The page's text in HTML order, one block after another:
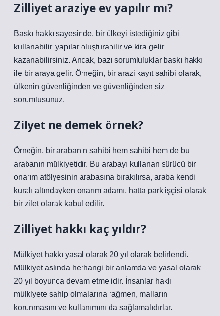
Zilliyet araziye ev yapılır mı?
Baskı hakkı sayesinde, bir ülkeyi istediğiniz gibi
kullanabilir, yapılar oluşturabilir ve kira geliri
kazanabilirsiniz. Ancak, bazı sorumluluklar baskı hakkı
ile bir araya gelir. Örneğin, bir arazi kayıt sahibi olarak,
ülkenin güvenliğinden ve güvenliğinden siz
sorumlusunuz.
Zilyet ne demek örnek?
Örneğin, bir arabanın sahibi hem sahibi hem de bu
arabanın mülkiyetidir. Bu arabayı kullanan sürücü bir
onarım atölyesinin arabasına bırakılırsa, araba kendi
kuralı altındayken onarım adamı, hatta park işçisi olarak
bir zilet olarak kabul edilir.
Zilliyet hakkı kaç yıldır?
Mülkiyet hakkı yasal olarak 20 yıl olarak belirlendi.
Mülkiyet aslında herhangi bir anlamda ve yasal olarak
20 yıl boyunca devam etmelidir. İnsanlar haklı
mülkiyete sahip olmalarına rağmen, malların
korunmasını ve kullanımını da sağlamalıdırlar.